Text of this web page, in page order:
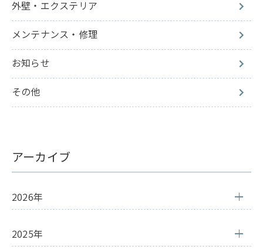
外壁・エクステリア
メンテナンス・修理
お知らせ
その他
アーカイブ
2026年
2025年